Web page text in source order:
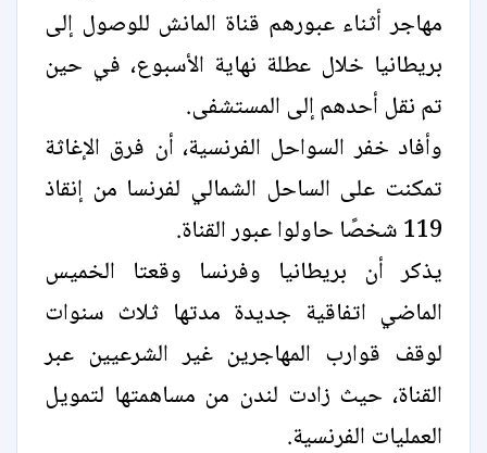
مهاجر أثناء عبورهم قناة المانش للوصول إلى
بريطانيا خلال عطلة نهاية الأسبوع، في حين
تم نقل أحدهم إلى المستشفى.
وأفاد خفر السواحل الفرنسية، أن فرق الإغاثة
تمكنت على الساحل الشمالي لفرنسا من إنقاذ
119 شخصًا حاولوا عبور القناة.
يذكر أن بريطانيا وفرنسا وقعتا الخميس
الماضي اتفاقية جديدة مدتها ثلاث سنوات
لوقف قوارب المهاجرين غير الشرعيين عبر
القناة، حيث زادت لندن من مساهمتها لتمويل
العمليات الفرنسية.